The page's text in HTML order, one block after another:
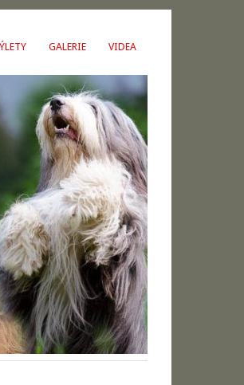
GALERIE VIDEA